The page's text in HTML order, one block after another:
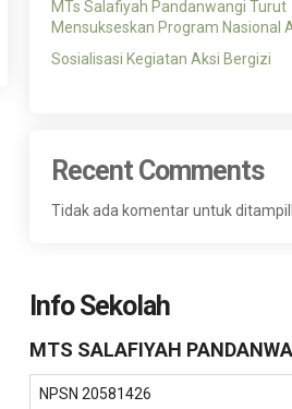
MTs Salafiyah Pandanwangi Turut
Mensukseskan Program Nasional
Sosialisasi Kegiatan Aksi Bergizi
Recent Comments
Tidak ada komentar untuk
Info Sekolah
MTS SALAFIYAH
NPSN 20581426